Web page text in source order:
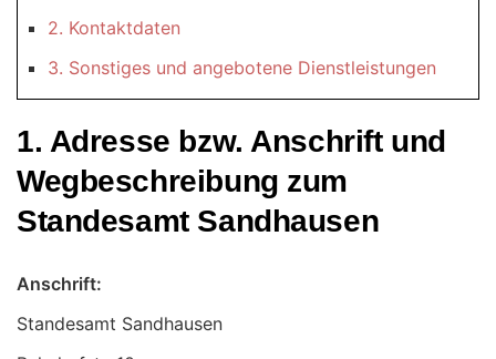
2. Kontaktdaten
3. Sonstiges und angebotene Dienstleistungen
1. Adresse bzw. Anschrift und
Wegbeschreibung zum
Standesamt Sandhausen
Anschrift:
Standesamt Sandhausen